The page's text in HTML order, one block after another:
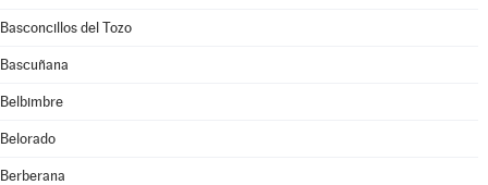
Basconcillos del Tozo
Bascuñana
Belbimbre
Belorado
Berberana